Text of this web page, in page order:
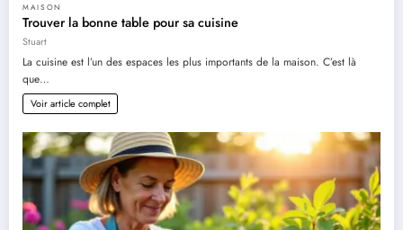
MAISON
Trouver la bonne table pour sa cuisine
Stuart
La cuisine est l’un des espaces les plus importants de la maison. C’est là
que…
Voir article complet